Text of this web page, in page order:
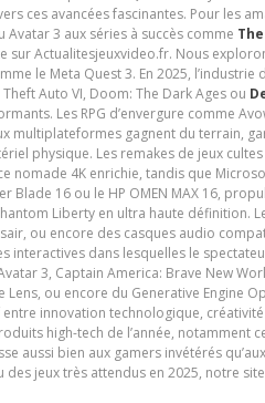
ces avancées fascinantes. Pour les
3 aux séries à succès comme
Actualitesjeuxvideo.fr. Nous
le Meta Quest 3. En 2025,
Auto VI, Doom: The Dark Ages ou
Les RPG d’envergure comme
multiplateformes gagnent du terrain,
physique. Les remakes de jeux
nomade 4K enrichie, tandis que
Blade 16 ou le HP OMEN MAX 16,
Liberty en ultra haute définition.
ou encore des casques audio
interactives dans lesquelles le
3, Captain America: Brave New
ou encore du Generative Engine
entre innovation technologique,
high-tech de l’année, notamment
aussi bien aux gamers invétérés
des jeux très attendus en 2025, notre